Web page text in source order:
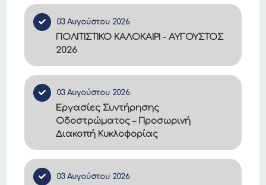
03 Αυγούστου 2026
ΠΟΛΙΤΙΣΤΙΚΟ ΚΑΛΟΚΑΙΡΙ - ΑΥΓΟΥΣΤΟΣ
2026
03 Αυγούστου 2026
Εργασίες Συντήρησης
Οδοστρώματος – Προσωρινή
Διακοπή Κυκλοφορίας
03 Αυγούστου 2026